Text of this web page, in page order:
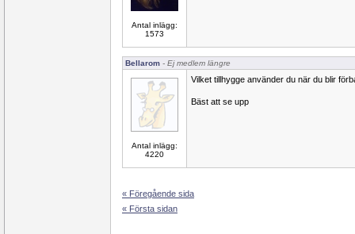
Antal inlägg:
1573
Bellarom - Ej medlem längre
Antal inlägg:
4220
Vilket tillhygge använder du när du blir
Bäst att se upp
« Föregående sida
« Första sidan